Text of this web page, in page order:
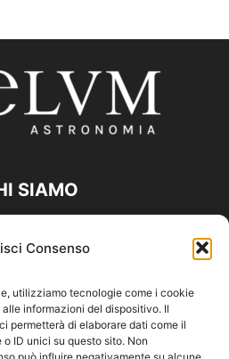
Consenso
utilizziamo tecnologie come i cookie
informazioni del dispositivo. Il
permetterà di elaborare dati come il
ID unici su questo sito. Non
SIAMO